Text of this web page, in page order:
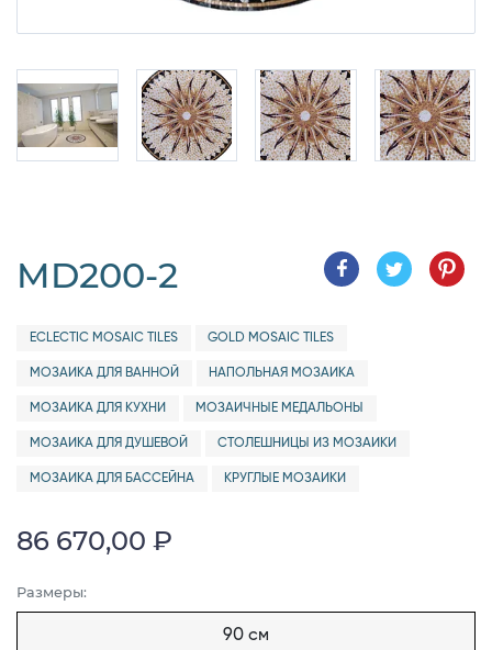
MD200-2
ECLECTIC MOSAIC TILES GOLD MOSAIC TILES
МОЗАИКА ДЛЯ ВАННОЙ НАПОЛЬНАЯ МОЗАИКА
МОЗАИКА ДЛЯ КУХНИ МОЗАИЧНЫЕ МЕДАЛЬОНЫ
МОЗАИКА ДЛЯ ДУШЕВОЙ СТОЛЕШНИЦЫ ИЗ МОЗАИКИ
МОЗАИКА ДЛЯ БАССЕЙНА КРУГЛЫЕ МОЗАИКИ
86 670,00 ₽
Размеры:
90 см